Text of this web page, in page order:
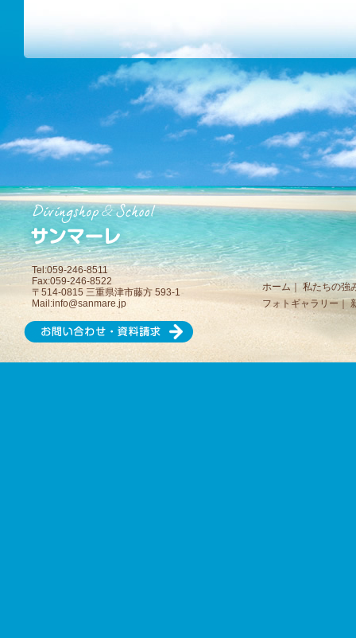
Tel:059-246-8511
Fax:059-246-8522
〒514-0815 三重県津市藤方 593-1
Mail:info@sanmare.jp
ホーム
私たちの強
フォトギャラリー｜